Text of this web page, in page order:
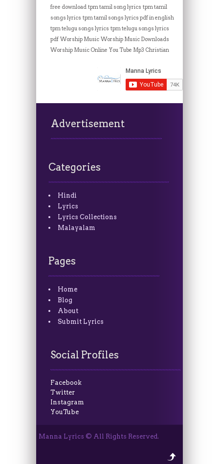
free download tpm tamil song lyrics tpm tamil
songs lyrics tpm tamil songs lyrics pdf in english
tpm telugu songs lyrics tpm telugu songs lyrics
pdf Worship Music Worship Music Downloads
Worship Music Online You Tube Mp3 Christian
Advertisement
Categories
Hindi
Lyrics
Lyrics Collections
Malayalam
Pages
Home
Blog
About
Submit Lyrics
Social Profiles
Facebook
Twitter
Instagram
YouTube
Manna Lyrics © All Rights Reserved.